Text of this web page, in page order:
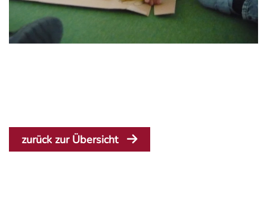
zurück zur Übersicht